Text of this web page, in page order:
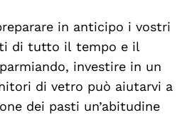
in anticipo i vostri
di tutto il tempo e il
investire in un
di vetro può aiutarvi a
dei pasti un’abitudine